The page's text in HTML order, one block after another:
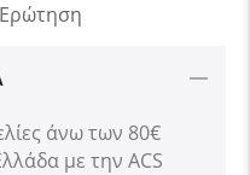
άνω των 80€
με την ACS